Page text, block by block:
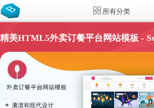
所有分类
精美HTML5外卖订餐平台网站模板 -